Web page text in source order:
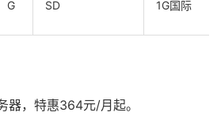
G SD 1G国际
器，特惠364元/月起。